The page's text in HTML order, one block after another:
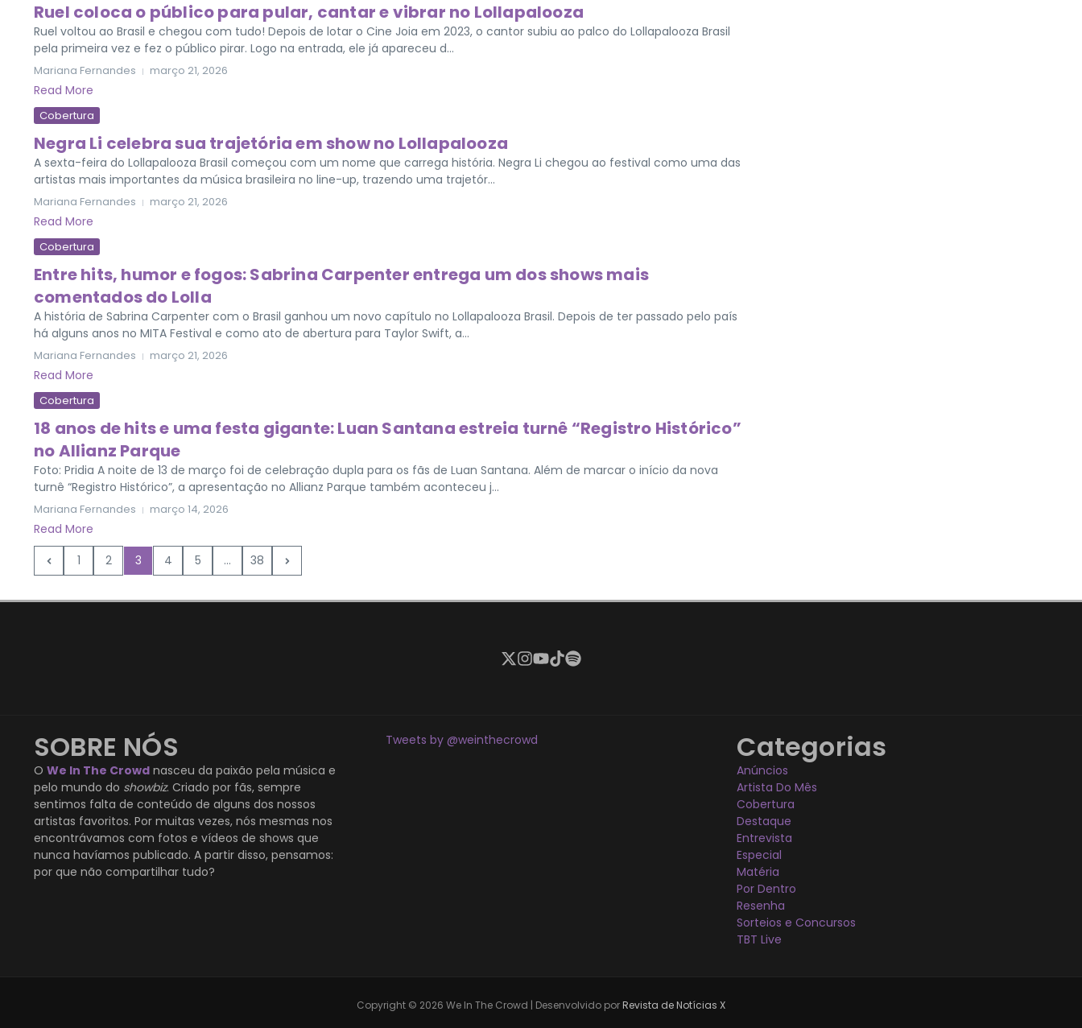
Ruel coloca o público para pular, cantar e vibrar no Lollapalooza
Ruel voltou ao Brasil e chegou com tudo! Depois de lotar o Cine Joia em 2023, o cantor subiu ao palco do Lollapalooza Brasil
pela primeira vez e fez o público pirar. Logo na entrada, ele já apareceu d...
Mariana Fernandes março 21, 2026
Read More
Cobertura
Negra Li celebra sua trajetória em show no Lollapalooza
A sexta-feira do Lollapalooza Brasil começou com um nome que carrega história. Negra Li chegou ao festival como uma das
artistas mais importantes da música brasileira no line-up, trazendo uma trajetór...
Mariana Fernandes março 21, 2026
Read More
Cobertura
Entre hits, humor e fogos: Sabrina Carpenter entrega um dos shows mais
comentados do Lolla
A história de Sabrina Carpenter com o Brasil ganhou um novo capítulo no Lollapalooza Brasil. Depois de ter passado pelo país
há alguns anos no MITA Festival e como ato de abertura para Taylor Swift, a...
Mariana Fernandes março 21, 2026
Read More
Cobertura
18 anos de hits e uma festa gigante: Luan Santana estreia turnê “Registro Histórico”
no Allianz Parque
Foto: Pridia A noite de 13 de março foi de celebração dupla para os fãs de Luan Santana. Além de marcar o início da nova
turnê “Registro Histórico”, a apresentação no Allianz Parque também aconteceu j...
Mariana Fernandes março 14, 2026
Read More
1
2 3 4 5 ... 38
SOBRE NÓS
O We In The Crowd nasceu da paixão pela música e
pelo mundo do showbiz. Criado por fãs, sempre
sentimos falta de conteúdo de alguns dos nossos
artistas favoritos. Por muitas vezes, nós mesmas nos
encontrávamos com fotos e vídeos de shows que
nunca havíamos publicado. A partir disso, pensamos:
por que não compartilhar tudo?
Tweets by @weinthecrowd Categorias
Anúncios
Artista Do Mês
Cobertura
Destaque
Entrevista
Especial
Matéria
Por Dentro
Resenha
Sorteios e Concursos
TBT Live
Copyright © 2026 We In The Crowd | Desenvolvido porRevista de Notícias X